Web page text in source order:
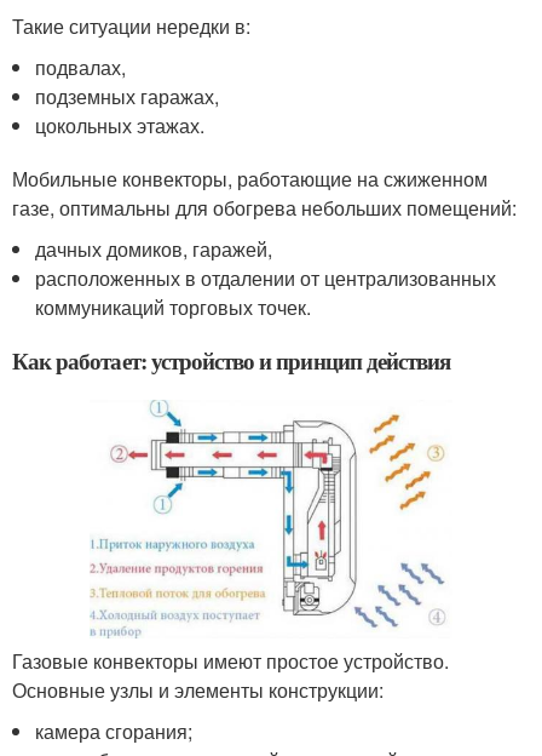
Такие ситуации нередки в:
подвалах,
подземных гаражах,
цокольных этажах.
Мобильные конвекторы, работающие на сжиженном
газе, оптимальны для обогрева небольших помещений:
дачных домиков, гаражей,
расположенных в отдалении от централизованных
коммуникаций торговых точек.
Как работает: устройство и принцип действия
Газовые конвекторы имеют простое устройство.
Основные узлы и элементы конструкции:
камера сгорания;